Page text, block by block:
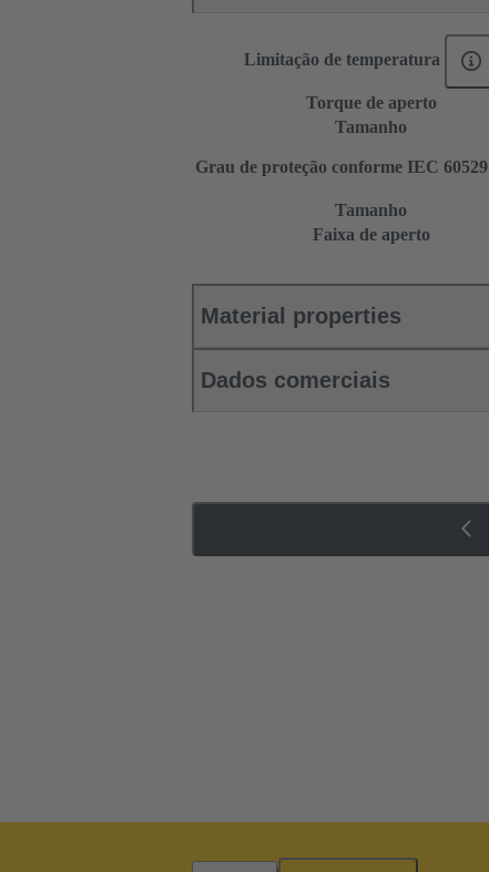
Limitação de temperatura
Torque de aperto
Tamanho
Grau de proteção conforme IEC 60529
Tamanho
Faixa de aperto
Material properties
Dados comerciais